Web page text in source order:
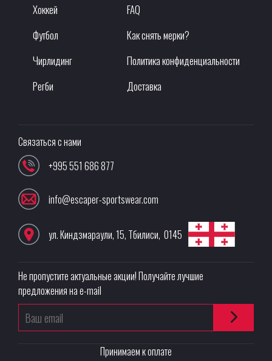
Хоккей
Футбол
Чирлидинг
Регби
FAQ
Как снять мерки?
Политика конфиденциальности
Доставка
Связаться с нами
+995 551 686 877
info@escaper-sportswear.com
ул. Киндзмараули, 15, Тбилиси, 0145
Не пропустите актуальные акции! Получайте лучшие
предложения на e-mail
Принимаем к оплате